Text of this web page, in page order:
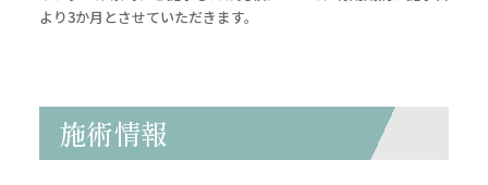
より3か月とさせていただきます。
施術情報